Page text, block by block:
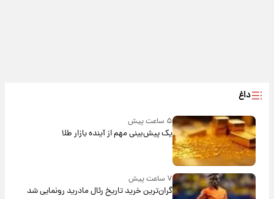
داغ
۵ ساعت پیش
یک پیش‌بینی مهم از آینده بازار طلا
۷ ساعت پیش
گران‌ترین خرید تاریخ رئال مادرید رونمایی شد